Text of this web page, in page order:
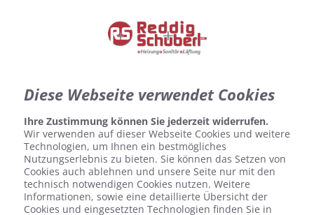
Diese Webseite verwendet Cookies
Ihre Zustimmung können Sie jederzeit widerrufen.
Wir verwenden auf dieser Webseite Cookies und weitere
Technologien, um Ihnen ein bestmögliches
Nutzungserlebnis zu bieten. Sie können das Setzen von
Cookies auch ablehnen und unsere Seite nur mit den
technisch notwendigen Cookies nutzen. Weitere
Informationen, sowie eine detaillierte Übersicht der
Cookies und eingesetzten Technologien finden Sie in